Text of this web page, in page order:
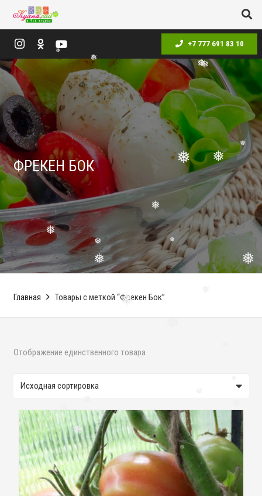
❅
❅
❅
❅
❅
❅
❅
❅
❅
❅
❅
❅
❅
❅
❅
❅
❅
+7 777 691 83 10
ФРЕКЕН БОК
Главная Товары с меткой “Фрекен Бок”
Отображение единственного товара